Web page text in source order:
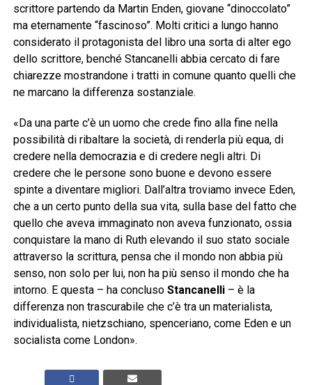
scrittore partendo da Martin Enden, giovane “dinoccolato”
ma eternamente “fascinoso”. Molti critici a lungo hanno
considerato il protagonista del libro una sorta di alter ego
dello scrittore, benché Stancanelli abbia cercato di fare
chiarezze mostrandone i tratti in comune quanto quelli che
ne marcano la differenza sostanziale.
«Da una parte c’è un uomo che crede fino alla fine nella
possibilità di ribaltare la società, di renderla più equa, di
credere nella democrazia e di credere negli altri. Di
credere che le persone sono buone e devono essere
spinte a diventare migliori. Dall’altra troviamo invece Eden,
che a un certo punto della sua vita, sulla base del fatto che
quello che aveva immaginato non aveva funzionato, ossia
conquistare la mano di Ruth elevando il suo stato sociale
attraverso la scrittura, pensa che il mondo non abbia più
senso, non solo per lui, non ha più senso il mondo che ha
intorno. E questa – ha concluso Stancanelli– è la
differenza non trascurabile che c’è tra un materialista,
individualista, nietzschiano, spenceriano, come Eden e un
socialista come London».